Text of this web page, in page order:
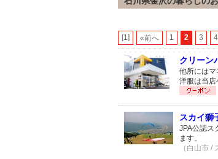
[1] «前へ 1 2 3 4
クリーン
他所には
洋服は当店
スカイ獅
JPA公認ス
ます。
（白山市 /